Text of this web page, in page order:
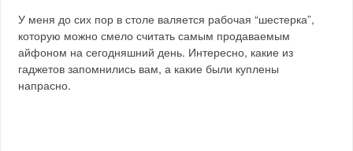
У меня до сих пор в столе валяется рабочая “шестерка”,
которую можно смело считать самым продаваемым
айфоном на сегодняшний день. Интересно, какие из
гаджетов запомнились вам, а какие были куплены
напрасно.